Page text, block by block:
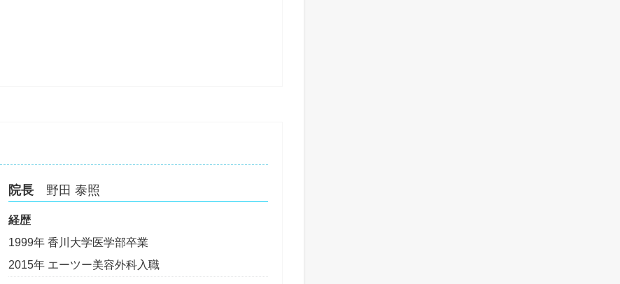
院長 野田 泰照
経歴
1999年 香川大学医学部卒業
2015年 エーツー美容外科入職